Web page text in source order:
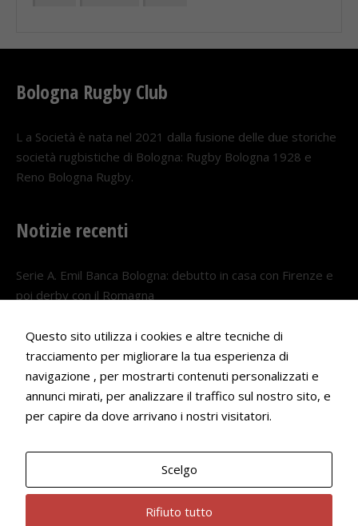
Bologna Rugby Club
L a Società è nata nel 2021 dalla fusione delle due storiche
società rugbistiche di Bologna: Rugby Bologna 1928 e
Reno Bologna Rugby.
Notizie recenti
Serie A. Emil Banca Bologna: debutto in casa con Firenze e
poi derby con il Romagna
Serie A. Il Bologna nel girone veneto
29 LUGLIO 2026
Francesco Andrei convocato al Camp estivo della nazionale
22 LUGLIO 2026
Questo sito utilizza i cookies e altre tecniche di
tracciamento per migliorare la tua esperienza di
navigazione , per mostrarti contenuti personalizzati e
annunci mirati, per analizzare il traffico sul nostro sito, e
per capire da dove arrivano i nostri visitatori.
Scelgo
Rifiuto tutto